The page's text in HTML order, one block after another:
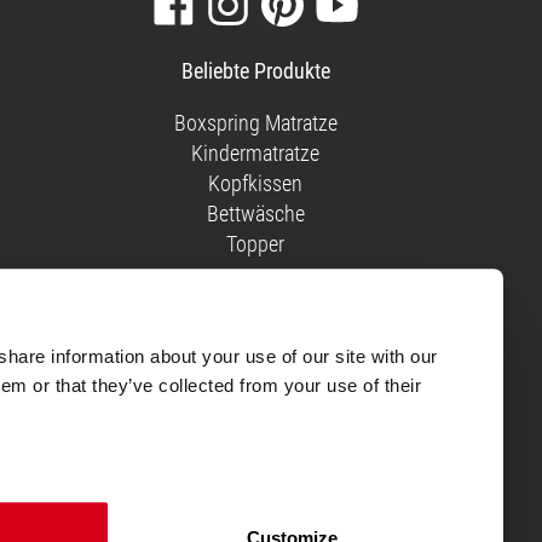
information about your use of our site with our
or that they’ve collected from your use of their
Customize
Sie
unsere
Seite
Sie
uns
Instagram
Sie
uns
Pinterest
Beliebte Produkte
Boxspring Matratze
Kindermatratze
Kopfkissen
Bettwäsche
Topper